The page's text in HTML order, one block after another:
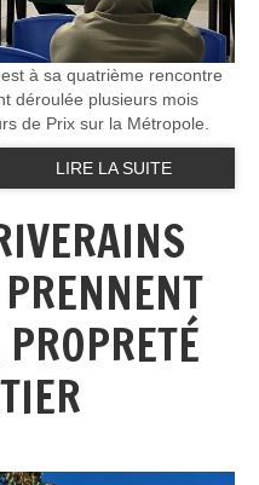
à sa quatrième rencontre
déroulée plusieurs mois
de Prix sur la Métropole.
LIRE LA SUITE